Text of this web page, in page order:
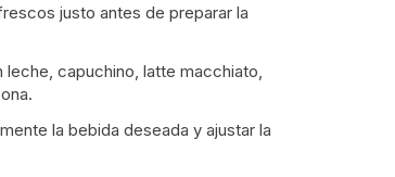
justo antes de preparar la
capuchino, latte macchiato,
la bebida deseada y ajustar la